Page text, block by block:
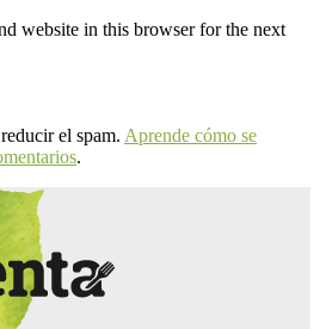
website in this browser for the next
el spam. Aprende cómo se
.